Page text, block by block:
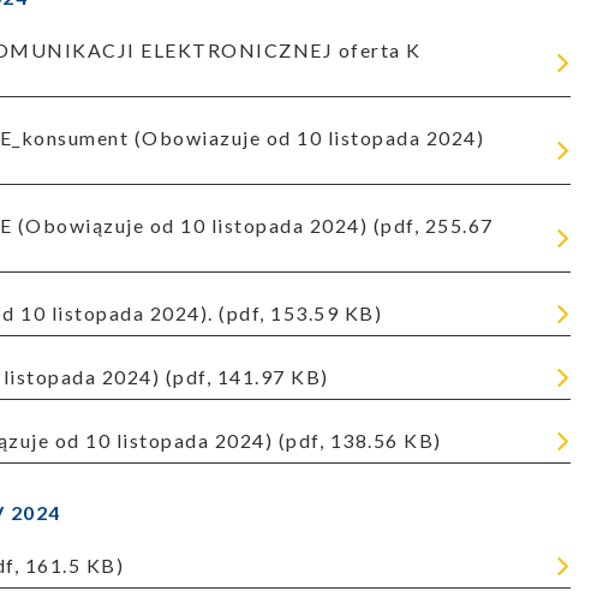
10 listopada 2024). (pdf, 153.59 KB)
listopada 2024) (pdf, 141.97 KB)
od 10 listopada 2024) (pdf, 138.56 KB)
2024
161.5 KB)